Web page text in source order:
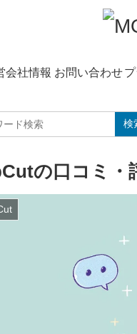
会社情報 お問い合わせ
検
の口コミ・